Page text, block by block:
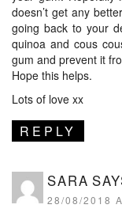
doesn’t get any
going back to your
quinoa and cous
gum and prevent it
Hope this helps.
Lots of love xx
REPLY
SARA
28/08/2018